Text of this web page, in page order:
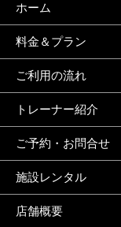
ホーム
料金＆プラン
ご利用の流れ
トレーナー紹介
ご予約・お問合せ
施設レンタル
店舗概要